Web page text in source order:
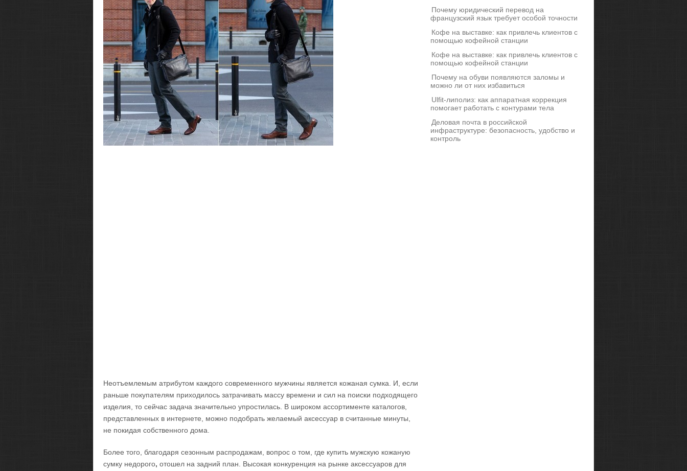
Неотъемлемым атрибутом каждого современного мужчины является кожаная сумка. И, если
раньше покупателям приходилось затрачивать массу времени и сил на поиски подходящего
изделия, то сейчас задача значительно упростилась. В широком ассортименте каталогов,
представленных в интернете, можно подобрать желаемый аксессуар в считанные минуты,
не покидая собственного дома.
Более того, благодаря сезонным распродажам, вопрос о том, где купить мужскую кожаную
сумку недорого, отошел на задний план. Высокая конкуренция на рынке аксессуаров для
Почему юридический перевод на
французский язык требует особой точности
Кофе на выставке: как привлечь клиентов с
помощью кофейной станции
Кофе на выставке: как привлечь клиентов с
помощью кофейной станции
Почему на обуви появляются заломы и
можно ли от них избавиться
Ulfit-липолиз: как аппаратная коррекция
помогает работать с контурами тела
Деловая почта в российской
инфраструктуре: безопасность, удобство и
контроль